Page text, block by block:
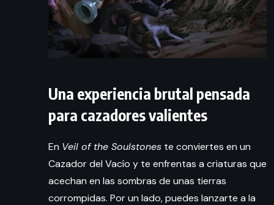
Una experiencia brutal pensada
para cazadores valientes
En Veil of the Soulstones te conviertes en un
Cazador del Vacío y te enfrentas a criaturas que
acechan en las sombras de unas tierras
corrompidas. Por un lado, puedes lanzarte a la